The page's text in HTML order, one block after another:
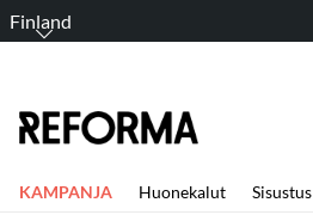
Finland
KAMPANJA Huonekalut Sisustus